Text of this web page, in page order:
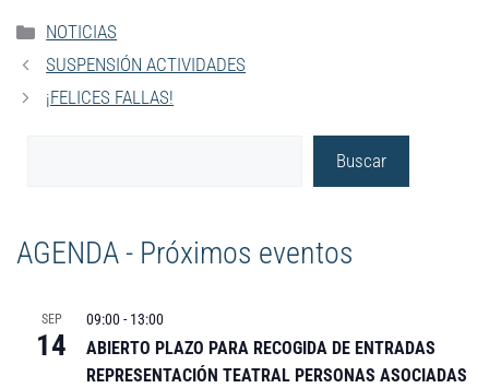
NOTICIAS
SUSPENSIÓN ACTIVIDADES
¡FELICES FALLAS!
Buscar
AGENDA - Próximos eventos
SEP
14
09:00-13:00
ABIERTO PLAZO PARA RECOGIDA DE ENTRADAS
REPRESENTACIÓN TEATRAL PERSONAS ASOCIADAS